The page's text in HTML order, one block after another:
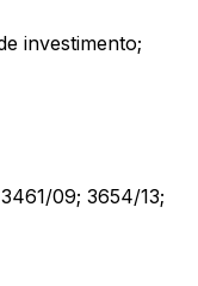
investimento;
09; 3654/13;